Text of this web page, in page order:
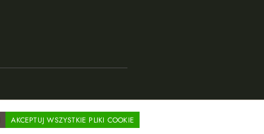
AKCEPTUJ WSZYSTKIE PLIKI COOKIE